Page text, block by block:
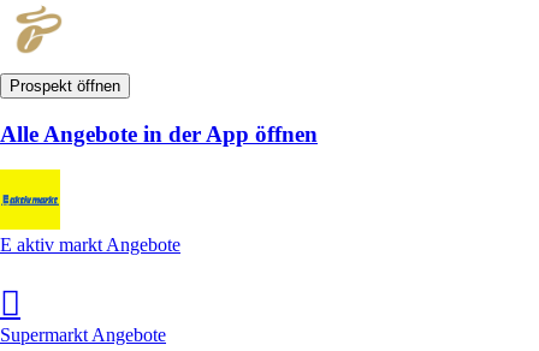
Prospekt öffnen
Alle Angebote in der App öffnen
E aktiv markt Angebote
Supermarkt Angebote